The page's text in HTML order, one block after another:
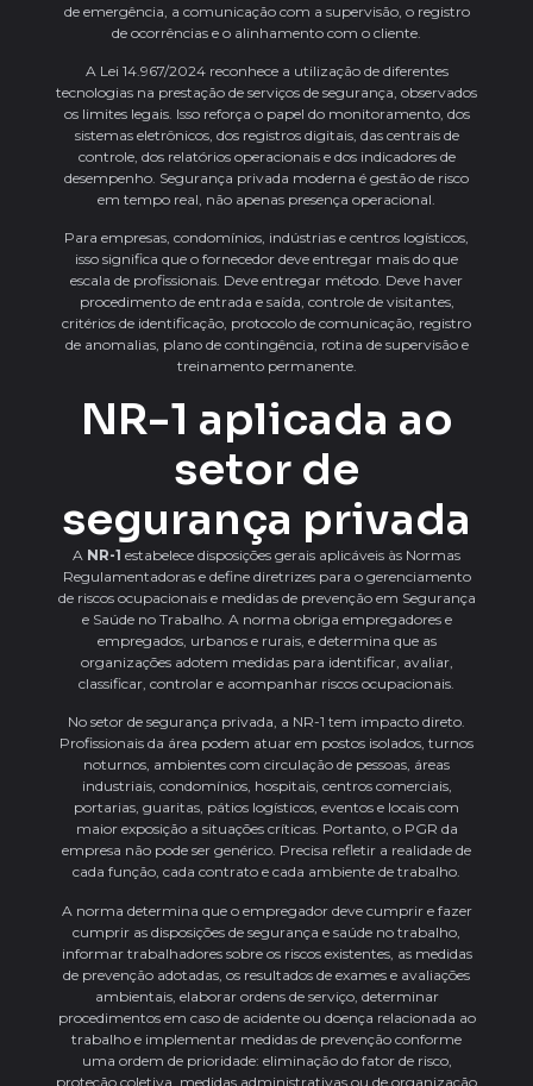
de emergência, a comunicação com a supervisão, o registro
de ocorrências e o alinhamento com o cliente.
A Lei 14.967/2024 reconhece a utilização de diferentes
tecnologias na prestação de serviços de segurança, observados
os limites legais. Isso reforça o papel do monitoramento, dos
sistemas eletrônicos, dos registros digitais, das centrais de
controle, dos relatórios operacionais e dos indicadores de
desempenho. Segurança privada moderna é gestão de risco
em tempo real, não apenas presença operacional.
Para empresas, condomínios, indústrias e centros logísticos,
isso significa que o fornecedor deve entregar mais do que
escala de profissionais. Deve entregar método. Deve haver
procedimento de entrada e saída, controle de visitantes,
critérios de identificação, protocolo de comunicação, registro
de anomalias, plano de contingência, rotina de supervisão e
treinamento permanente.
NR-1 aplicada ao
setor de
segurança privada
A NR-1 estabelece disposições gerais aplicáveis às Normas
Regulamentadoras e define diretrizes para o gerenciamento
de riscos ocupacionais e medidas de prevenção em Segurança
e Saúde no Trabalho. A norma obriga empregadores e
empregados, urbanos e rurais, e determina que as
organizações adotem medidas para identificar, avaliar,
classificar, controlar e acompanhar riscos ocupacionais.
No setor de segurança privada, a NR-1 tem impacto direto.
Profissionais da área podem atuar em postos isolados, turnos
noturnos, ambientes com circulação de pessoas, áreas
industriais, condomínios, hospitais, centros comerciais,
portarias, guaritas, pátios logísticos, eventos e locais com
maior exposição a situações críticas. Portanto, o PGR da
empresa não pode ser genérico. Precisa refletir a realidade de
cada função, cada contrato e cada ambiente de trabalho.
A norma determina que o empregador deve cumprir e fazer
cumprir as disposições de segurança e saúde no trabalho,
informar trabalhadores sobre os riscos existentes, as medidas
de prevenção adotadas, os resultados de exames e avaliações
ambientais, elaborar ordens de serviço, determinar
procedimentos em caso de acidente ou doença relacionada ao
trabalho e implementar medidas de prevenção conforme
uma ordem de prioridade: eliminação do fator de risco,
proteção coletiva, medidas administrativas ou de organização